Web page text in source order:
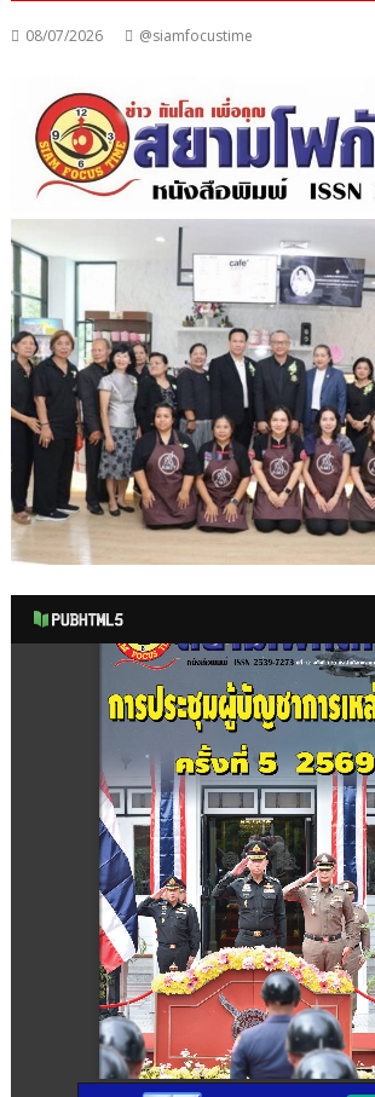
08/07/2026 @siamfocustime